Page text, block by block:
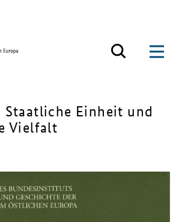
Staatliche Einheit und
Vielfalt